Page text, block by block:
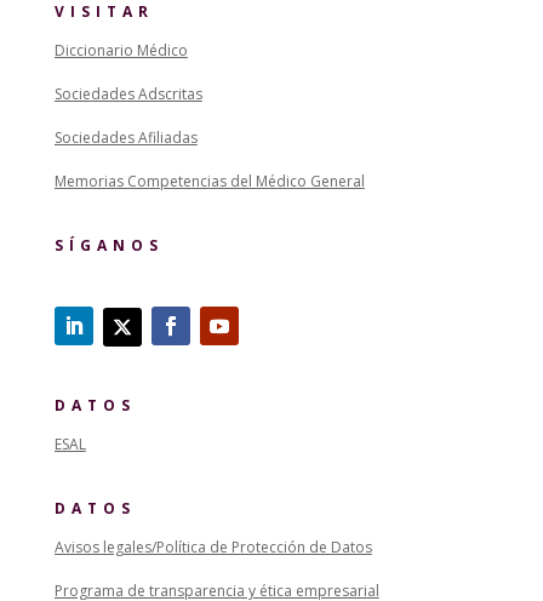
VISITAR
Diccionario Médico
Sociedades Adscritas
Sociedades Afiliadas
Memorias Competencias del Médico General
SÍGANOS
DATOS
ESAL
DATOS
Avisos legales/Política de Protección de Datos
Programa de transparencia y ética empresarial